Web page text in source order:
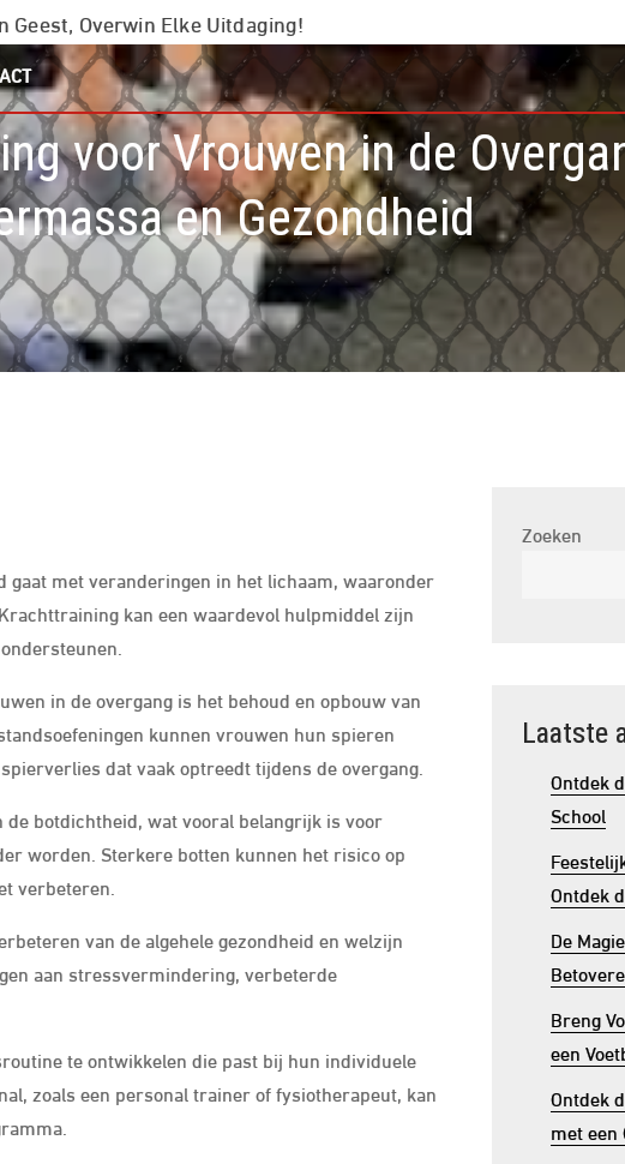
Geest, Overwin Elke Uitdaging!
voor Vrouwen in de
en Gezondheid
gaat met veranderingen in het lichaam, waaronder
kan een waardevol hulpmiddel zijn
in de overgang is het behoud en opbouw van
kunnen vrouwen hun spieren
dat vaak optreedt tijdens de overgang.
botdichtheid, wat vooral belangrijk is voor
worden. Sterkere botten kunnen het risico op
verbeteren.
van de algehele gezondheid en welzijn
aan stressvermindering, verbeterde
te ontwikkelen die past bij hun individuele
zoals een personal trainer of fysiotherapeut, kan
Zoeken
Laatste
Ontdek
School
Ontdek
De
Breng
een
Ontdek
met een